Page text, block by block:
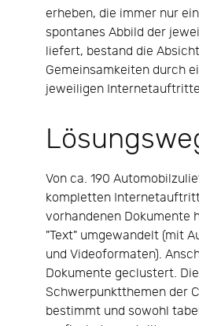
erheben, die immer nur
spontanes Abbild der
liefert, bestand die
Gemeinsamkeiten durch
jeweiligen
Von ca. 190
kompletten
vorhandenen Dokumente
"Text" umgewandelt (mit
und Videoformaten).
Dokumente geclustert. Die
Schwerpunktthemen der
bestimmt und sowohl